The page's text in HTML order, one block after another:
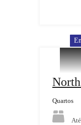
Quartos